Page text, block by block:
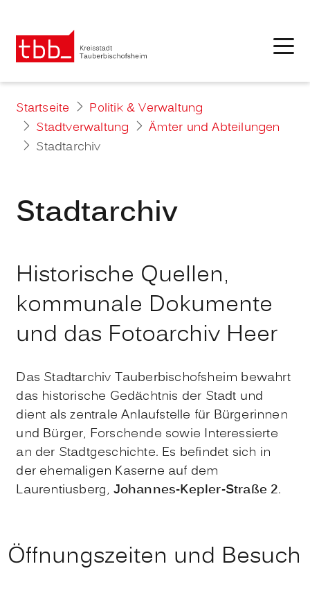
Startseite
Politik & Verwaltung
Stadtverwaltung
Ämter und Abteilungen
Stadtarchiv
Stadtarchiv
Historische Quellen,
kommunale Dokumente
und das Fotoarchiv Heer
Das Stadtarchiv Tauberbischofsheim bewahrt
das historische Gedächtnis der Stadt und
dient als zentrale Anlaufstelle für Bürgerinnen
und Bürger, Forschende sowie Interessierte
an der Stadtgeschichte. Es befindet sich in
der ehemaligen Kaserne auf dem
Laurentiusberg, Johannes-Kepler-Straße 2.
Öffnungszeiten und Besuch